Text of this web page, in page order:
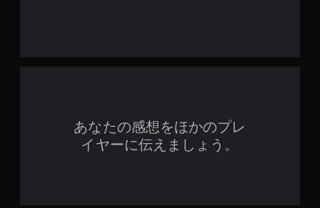
あなたの感想をほかのプレ
イヤーに伝えましょう。